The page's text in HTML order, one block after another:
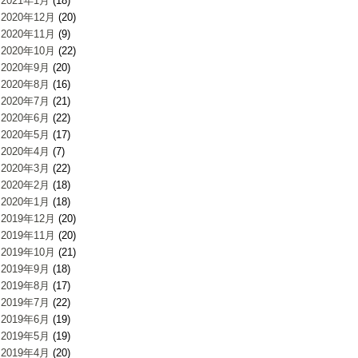
2020年12月 (20)
2020年11月 (9)
2020年10月 (22)
2020年9月 (20)
2020年8月 (16)
2020年7月 (21)
2020年6月 (22)
2020年5月 (17)
2020年4月 (7)
2020年3月 (22)
2020年2月 (18)
2020年1月 (18)
2019年12月 (20)
2019年11月 (20)
2019年10月 (21)
2019年9月 (18)
2019年8月 (17)
2019年7月 (22)
2019年6月 (19)
2019年5月 (19)
2019年4月 (20)